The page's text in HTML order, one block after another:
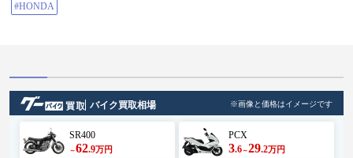
#HONDA
バイク買取相場 ※画像と価格はイメージです
SR400
～62.9万円
PCX
3.6～29.2万円